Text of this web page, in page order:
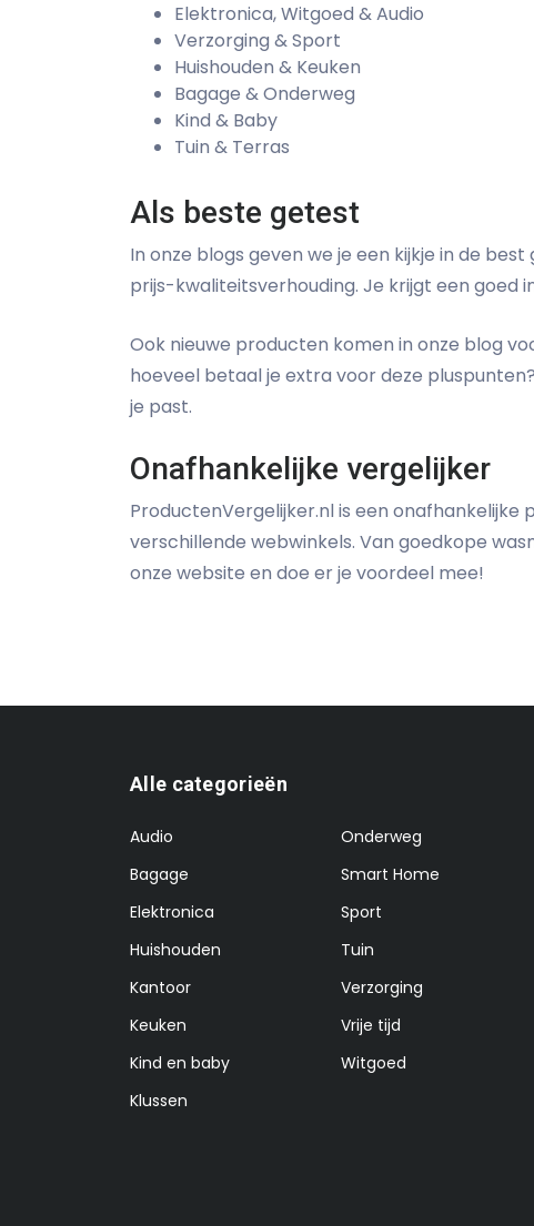
Elektronica, Witgoed & Audio
Verzorging & Sport
Huishouden & Keuken
Bagage & Onderweg
Kind & Baby
Tuin & Terras
Als beste getest
In onze blogs geven we je een kijkje in de
prijs-kwaliteitsverhouding. Je krijgt een goed
Ook nieuwe producten komen in onze blog
hoeveel betaal je extra voor deze
je past.
Onafhankelijke vergelijker
ProductenVergelijker.nl is een
verschillende webwinkels. Van goedkope
onze website en doe er je voordeel mee!
Alle categorieën
Audio
Bagage
Elektronica
Huishouden
Kantoor
Keuken
Kind en baby
Klussen
Onderweg
Smart Home
Sport
Tuin
Verzorging
Vrije tijd
Witgoed